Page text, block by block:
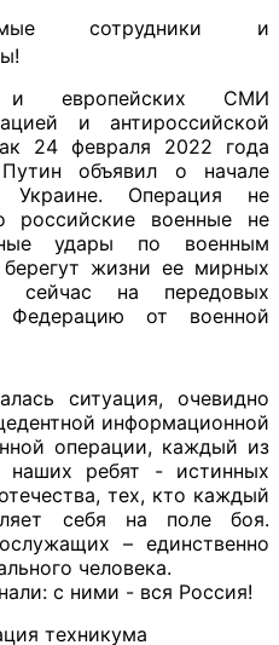
сотрудники и
и европейских СМИ
и антироссийской
24 февраля 2022 года
объявил о начале
Операция не
российские военные не
удары по военным
жизни ее мирных
сейчас на передовых
от военной
ситуация, очевидно
информационной
операции, каждый из
наших ребят - истинных
тех, кто каждый
себя на поле боя.
– единственно
человека.
с ними - вся Россия!
техникума